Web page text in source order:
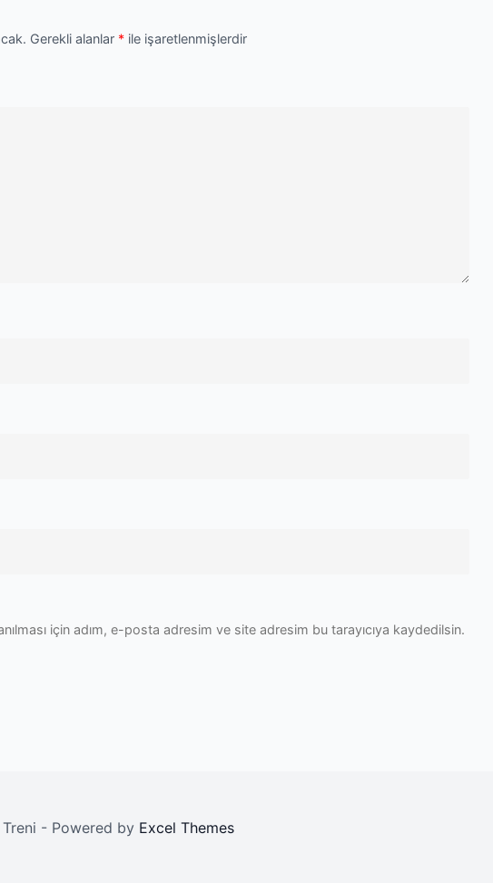
Gerekli alanlar * ile işaretlenmişlerdir
için adım, e-posta adresim ve site adresim bu tarayıcıya kaydedilsin.
- Powered by Excel Themes